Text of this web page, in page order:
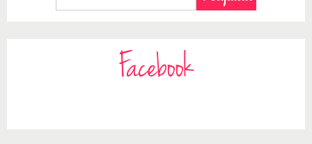
Facebook